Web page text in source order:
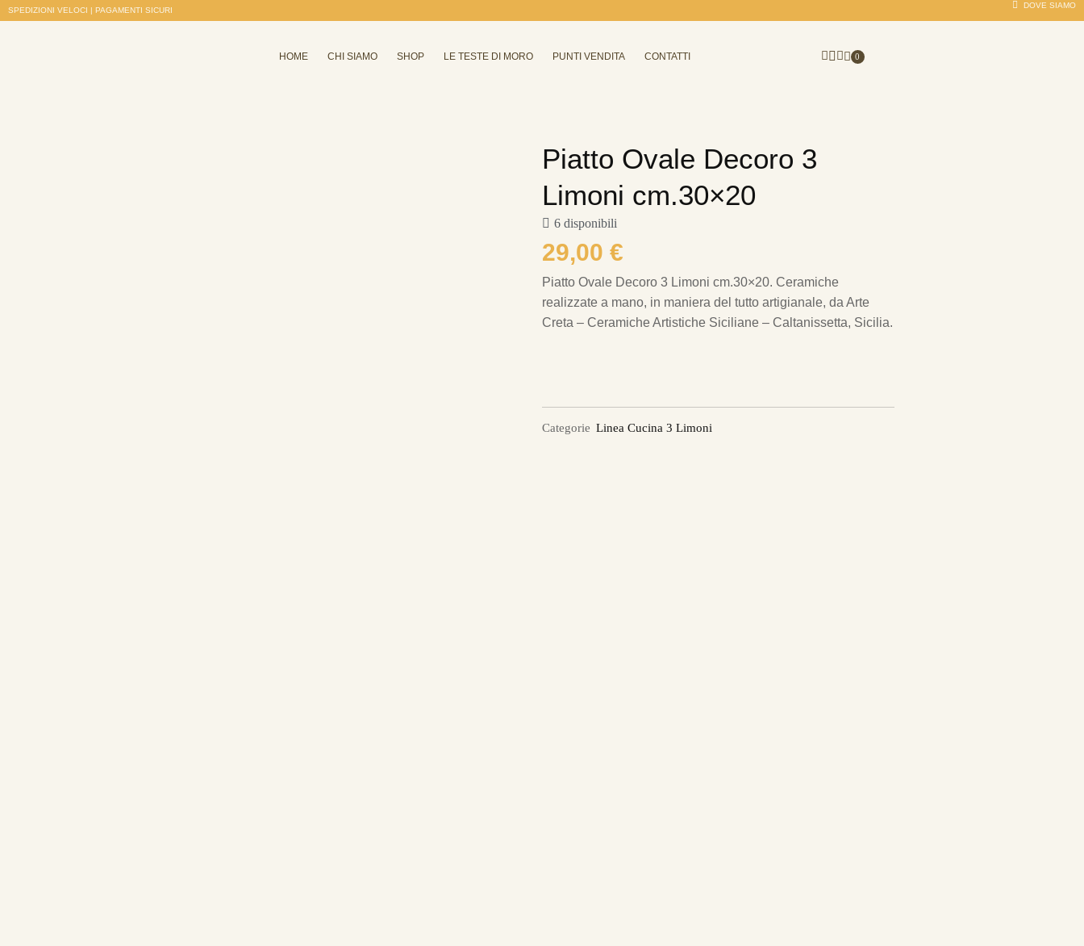
SPEDIZIONI VELOCI | PAGAMENTI SICURI
DOVE SIAMO
HOME CHI SIAMO SHOP LE TESTE DI MORO PUNTI VENDITA CONTATTI 0
Piatto Ovale Decoro 3
Limoni cm.30×20
6 disponibili
29,00 €
Piatto Ovale Decoro 3 Limoni cm.30×20. Ceramiche
realizzate a mano, in maniera del tutto artigianale, da Arte
Creta – Ceramiche Artistiche Siciliane – Caltanissetta, Sicilia.
Categorie Linea Cucina 3 Limoni